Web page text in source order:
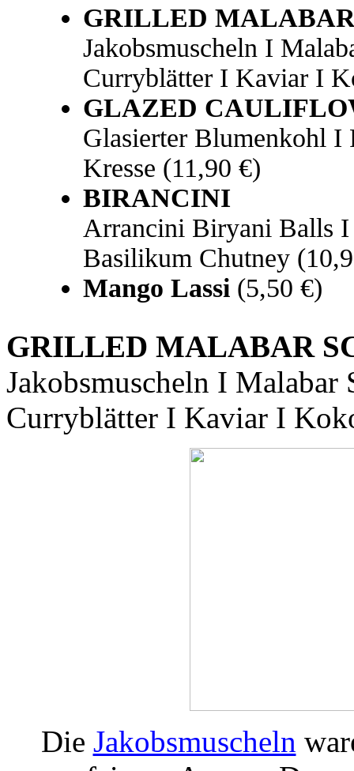
GRILLED
Jakobsmuscheln I
Curryblätter I Kaviar I
GLAZED
Glasierter Blumenkohl I
Kresse (11,90 €)
BIRANCINI
Arrancini Biryani Balls
Basilikum Chutney
Mango Lassi (5,50 €)
GRILLED MALABAR
Jakobsmuscheln I
Curryblätter I Kaviar I
Die Jakobsmuscheln